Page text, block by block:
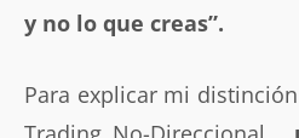
y no lo que creas”.
Para explicar mi